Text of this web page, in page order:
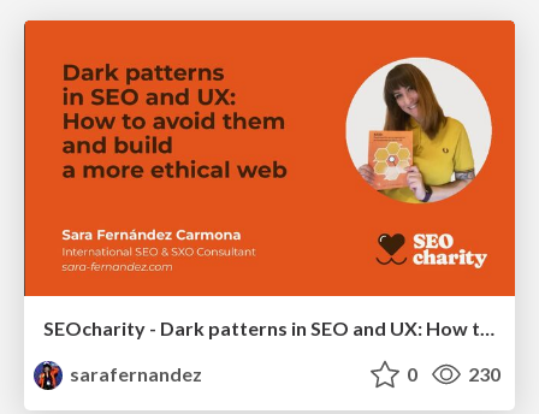
SEOcharity - Dark patterns in SEO and UX: How to avoid them and build a more ethical web
sarafernandez
0 230